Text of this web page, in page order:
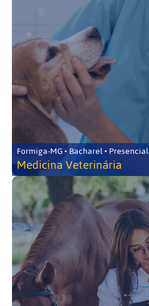
Formiga-MG • Bacharel • Presencial
Medicina Veterinária